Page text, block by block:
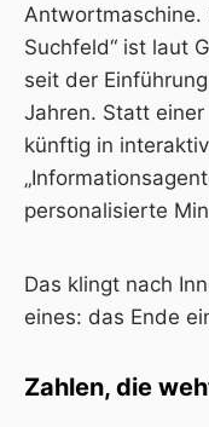
Antwortmaschine.
Suchfeld“ ist laut
seit der
Jahren. Statt
künftig in
personalisierte
Das klingt nach
eines: das Ende
Zahlen, die